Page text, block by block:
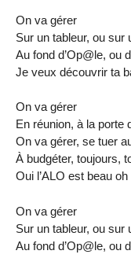
On va gérer
Sur un tableur, ou sur
Au fond d’Op@le, ou
Je veux découvrir ta
On va gérer
En réunion, à la porte
On va gérer, se tuer
À budgéter, toujours,
Oui l’ALO est beau
On va gérer
Sur un tableur, ou sur
Au fond d’Op@le, ou